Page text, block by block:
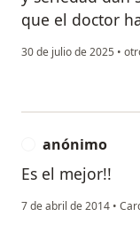
que el doctor
30 de julio de 2025 •
anónimo
Es el mejor!!
7 de abril de 2014 •